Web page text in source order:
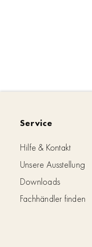
Service
Hilfe & Kontakt
Unsere Ausstellung
Downloads
Fachhändler finden